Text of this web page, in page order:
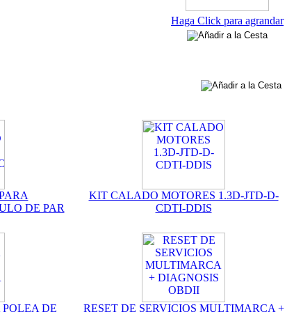
Haga Click para agrandar
DE PAR
KIT CALADO MOTORES 1.3D-JTD-D-
CDTI-DDIS
DE
RESET DE SERVICIOS MULTIMARCA +